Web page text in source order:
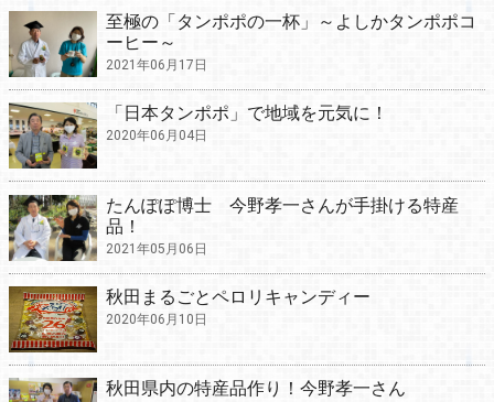
至極の「タンポポの一杯」～よしかタンポポコ
ーヒー～
2021年06月17日
「日本タンポポ」で地域を元気に！
2020年06月04日
たんぽぽ博士 今野孝一さんが手掛ける特産
品！
2021年05月06日
秋田まるごとペロリキャンディー
2020年06月10日
秋田県内の特産品作り！今野孝一さん